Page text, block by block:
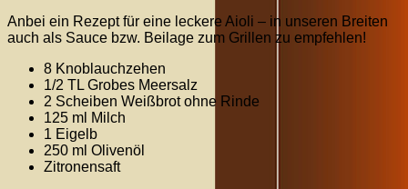
Anbei ein Rezept für eine leckere Aioli – in unseren Breiten
auch als Sauce bzw. Beilage zum Grillen zu empfehlen!
8 Knoblauchzehen
1/2 TL Grobes Meersalz
2 Scheiben Weißbrot ohne Rinde
125 ml Milch
1 Eigelb
250 ml Olivenöl
Zitronensaft